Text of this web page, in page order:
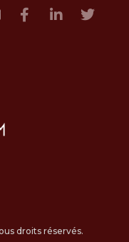
droits réservés.